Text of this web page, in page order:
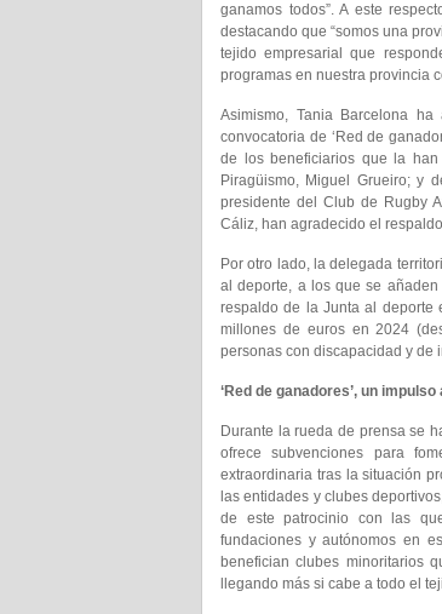
ganamos todos”. A este
destacando que “somos una
tejido empresarial que
programas en nuestra provincia
Asimismo, Tania Barcelona
convocatoria de ‘Red de
de los beneficiarios que la
Piragüismo, Miguel Grueiro; y
presidente del Club de Rugby
Cáliz, han agradecido el
Por otro lado, la delegada
al deporte, a los que se
respaldo de la Junta al deporte
millones de euros en 2024
personas con discapacidad y de
‘Red de ganadores’, un
Durante la rueda de prensa se
ofrece subvenciones para
extraordinaria tras la situación
las entidades y clubes
de este patrocinio con las
fundaciones y autónomos en
benefician clubes minoritarios
llegando más si cabe a todo el